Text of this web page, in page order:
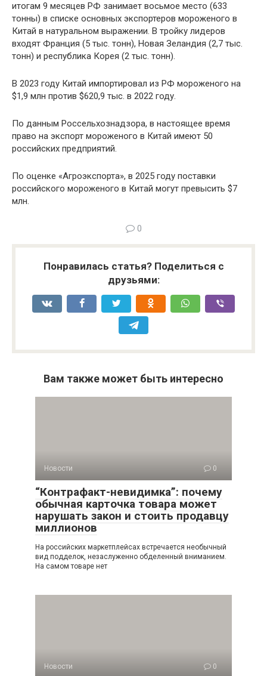
итогам 9 месяцев РФ занимает восьмое место (633
тонны) в списке основных экспортеров мороженого в
Китай в натуральном выражении. В тройку лидеров
входят Франция (5 тыс. тонн), Новая Зеландия (2,7 тыс.
тонн) и республика Корея (2 тыс. тонн).
В 2023 году Китай импортировал из РФ мороженого на
$1,9 млн против $620,9 тыс. в 2022 году.
По данным Россельхознадзора, в настоящее время
право на экспорт мороженого в Китай имеют 50
российских предприятий.
По оценке «Агроэкспорта», в 2025 году поставки
российского мороженого в Китай могут превысить $7
млн.
0
Понравилась статья? Поделиться с
друзьями:
Вам также может быть интересно
Новости 0
“Контрафакт-невидимка”: почему
обычная карточка товара может
нарушать закон и стоить продавцу
миллионов
На российских маркетплейсах встречается необычный
вид подделок, незаслуженно обделенный вниманием.
На самом товаре нет
Новости 0